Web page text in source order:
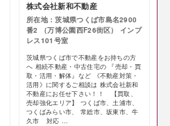
株式会社新和不動産
所在地：茨城県つくば市島名2900
番2 （万博公園西F26街区） インプ
レス101号室
茨城県つくば市で不動産をお持ちの方
へ 相続不動産・中古住宅の 『売却・買
取・活用・解体』など 《不動産対策・
活用》に関するご相談は 株式会社新和
不動産にお任せ下さい！！ 【買取、
売却強化エリア】 つくば市、土浦市、
つくばみらい市、 常総市、坂東市、牛
久市 対応 ...